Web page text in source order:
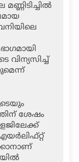
വിന്യസിച്ച്
ശേഷം